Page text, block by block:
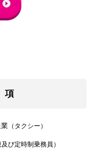
（タクシー）
及び定時制乗務員）